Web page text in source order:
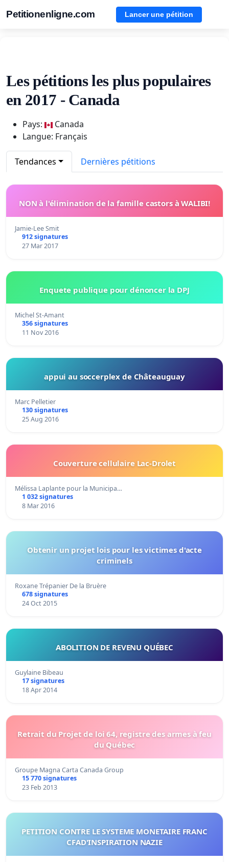
Petitionenligne.com Lancer une pétition
Les pétitions les plus populaires
en 2017 - Canada
Pays:
Canada
Langue: Français
Tendances Dernières pétitions
NON à l'élimination de la famille castors à WALIBI!
Jamie-Lee Smit
912 signatures
27 Mar 2017
Enquete publique pour dénoncer la DPJ
Michel St-Amant
356 signatures
11 Nov 2016
appui au soccerplex de Châteauguay
Marc Pelletier
130 signatures
25 Aug 2016
Couverture cellulaire Lac-Drolet
Mélissa Laplante pour la Municipa…
1 032 signatures
8 Mar 2016
Obtenir un projet lois pour les victimes d'acte
criminels
Roxane Trépanier De la Bruère
678 signatures
24 Oct 2015
ABOLITION DE REVENU QUÉBEC
Guylaine Bibeau
17 signatures
18 Apr 2014
Retrait du Projet de loi 64, registre des armes à feu
du Québec
Groupe Magna Carta Canada Group
15 770 signatures
23 Feb 2013
PETITION CONTRE LE SYSTEME MONETAIRE FRANC
CFAD'INSPIRATION NAZIE